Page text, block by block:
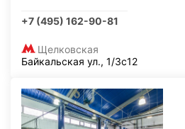
+7 (495) 162-90-81
Щелковская
Байкальская ул., 1/3с12